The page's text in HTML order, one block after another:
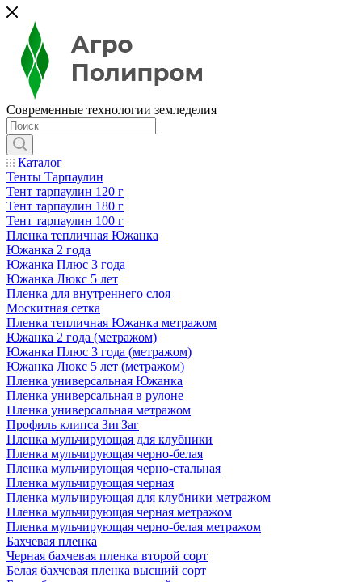
Современные технологии земледелия
Каталог
Тенты Тарпаулин
Тент тарпаулин 120 г
Тент тарпаулин 180 г
Тент тарпаулин 100 г
Пленка тепличная Южанка
Южанка 2 года
Южанка Плюс 3 года
Южанка Люкс 5 лет
Пленка для внутреннего слоя
Москитная сетка
Пленка тепличная Южанка метражом
Южанка 2 года (метражом)
Южанка Плюс 3 года (метражом)
Южанка Люкс 5 лет (метражом)
Пленка универсальная Южанка
Пленка универсальная в рулоне
Пленка универсальная метражом
Профиль клипса ЗигЗаг
Пленка мульчирующая для клубники
Пленка мульчирующая черно-белая
Пленка мульчирующая черно-стальная
Пленка мульчирующая черная
Пленка мульчирующая для клубники метражом
Пленка мульчирующая черная метражом
Пленка мульчирующая черно-белая метражом
Бахчевая пленка
Черная бахчевая пленка второй сорт
Белая бахчевая пленка высший сорт